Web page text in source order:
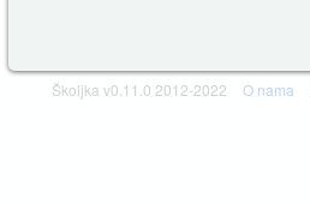
Školjka v0.11.0 2012-2022 O nama